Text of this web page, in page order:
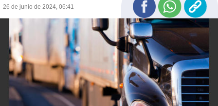
26 de junio de 2024, 06:41